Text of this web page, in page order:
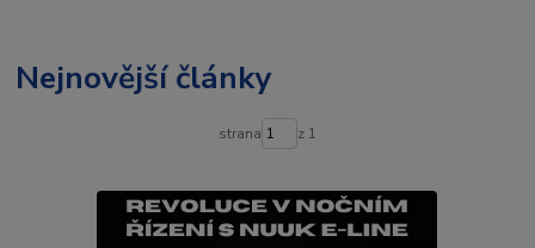
Nejnovější články
strana z 1